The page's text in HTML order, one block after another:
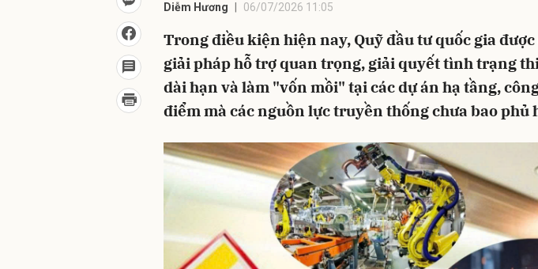
Diễm Hương 06/07/2026 11:05
Trong điều kiện hiện nay, Quỹ đầu tư quốc gia
giải pháp hỗ trợ quan trọng, giải quyết tình trạng
dài hạn và làm "vốn mồi" tại các dự án hạ tầng,
điểm mà các nguồn lực truyền thống chưa bao phủ